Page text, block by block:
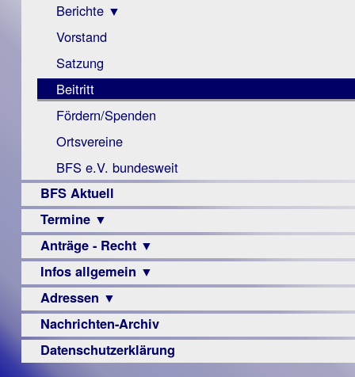
Visus
Zeitschrift
Monokular
Mac
Instagram-
Links
Berichte ▼
Archiv
Berichte
Vorstand
Satzung
Beitritt
Fördern/Spenden
Ortsvereine
BFS e.V. bundesweit
BFS Aktuell
Termine ▼
Veranstaltungsprogramme
Anträge - Recht ▼
Archiv
Urteile
Infos allgemein ▼
Sehbehinderung
Frühförderung
Schule
Adressen ▼
Augenoptiker
Berufsbildungswerke
Nachrichten-Archiv
Datenschutzerklärung